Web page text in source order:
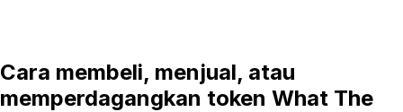
Cara membeli, menjual, atau
memperdagangkan token What The